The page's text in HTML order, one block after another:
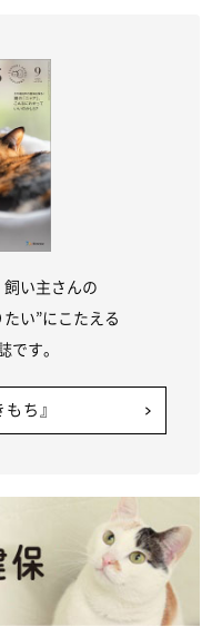
いように心がけることが大
になるので、おもちゃなど
う。
飼い主さんの
い”にこたえる
です。
ち』